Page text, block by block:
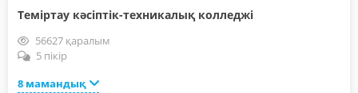
Теміртау кәсіптік-техникалық колледжі
56627 қаралым
5 пікір
8 мамандық